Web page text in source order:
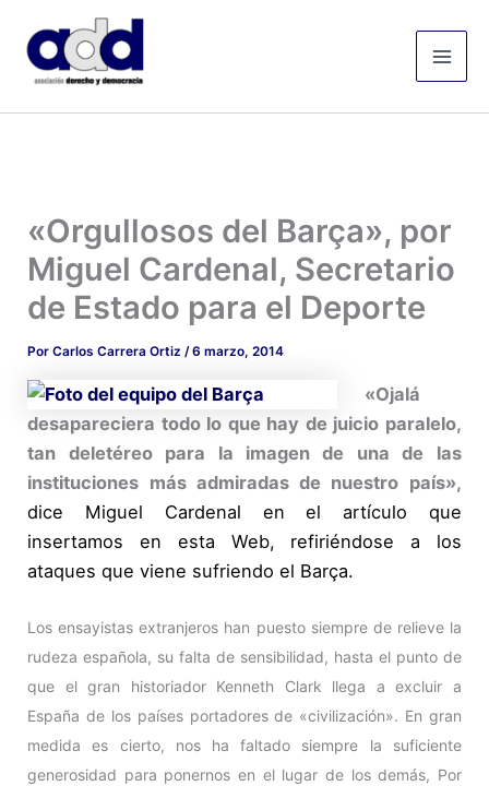
contenido
«Orgullosos del Barça», por
Miguel Cardenal, Secretario
de Estado para el Deporte
PorCarlos Carrera Ortiz/6 marzo, 2014
«Ojalá
desapareciera todo lo que hay de juicio paralelo,
tan deletéreo para la imagen de una de las
instituciones más admiradas de nuestro país»,
dice Miguel Cardenal en el artículo que
insertamos en esta Web, refiriéndose a los
ataques que viene sufriendo el Barça.
Los ensayistas extranjeros han puesto siempre de relieve la
rudeza española, su falta de sensibilidad, hasta el punto de
que el gran historiador Kenneth Clark llega a excluir a
España de los países portadores de «civilización». En gran
medida es cierto, nos ha faltado siempre la suficiente
generosidad para ponernos en el lugar de los demás, Por